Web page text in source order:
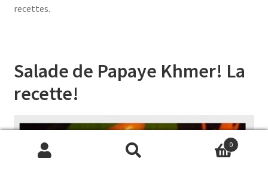
recettes.
Salade de Papaye Khmer! La
recette!
Recherche
Recherche
0